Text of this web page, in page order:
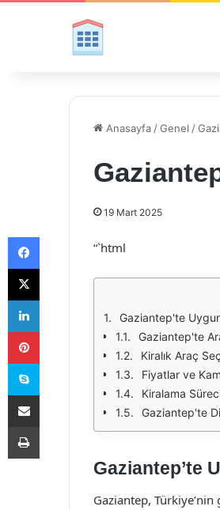
Anasayfa /Genel /
19 Mart 2025
“`html
Gaziantep'te
Gaziantep'te
Kiralık Araç
Fiyatlar ve
Kiralama
Gaziantep'te
Gaziantep’te
Gaziantep,
Facebook
X
LinkedIn
Pinterest
Skype
E-Posta ile paylaş